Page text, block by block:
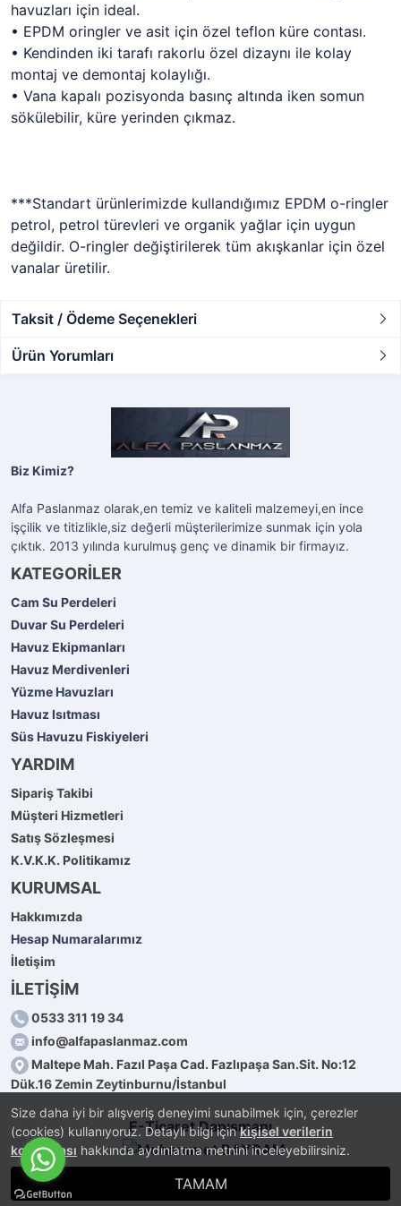
Size daha iyi bir alışveriş deneyimi sunabilmek için, çerezler
(cookies) kullanıyoruz. Detaylı bilgi içinkişisel verilerin
korunması hakkında aydınlatma metnini inceleyebilirsiniz.
TAMAM
havuzları için ideal.
• EPDM oringler ve asit için özel teflon küre contası.
• Kendinden iki tarafı rakorlu özel dizaynı ile kolay
montaj ve demontaj kolaylığı.
• Vana kapalı pozisyonda basınç altında iken somun
sökülebilir, küre yerinden çıkmaz.
***Standart ürünlerimizde kullandığımız EPDM o-ringler
petrol, petrol türevleri ve organik yağlar için uygun
değildir. O-ringler değiştirilerek tüm akışkanlar için özel
vanalar üretilir.
Taksit / Ödeme Seçenekleri
Ürün Yorumları
Biz Kimiz?
Alfa Paslanmaz olarak,en temiz ve kaliteli malzemeyi,en ince
işçilik ve titizlikle,siz değerli müşterilerimize sunmak için yola
çıktık. 2013 yılında kurulmuş genç ve dinamik bir firmayız.
KATEGORİLER
Cam Su Perdeleri
Duvar Su Perdeleri
Havuz Ekipmanları
Havuz Merdivenleri
Yüzme Havuzları
Havuz Isıtması
Süs Havuzu Fiskiyeleri
YARDIM
Sipariş Takibi
Müşteri Hizmetleri
Satış Sözleşmesi
K.V.K.K. Politikamız
KURUMSAL
Hakkımızda
Hesap Numaralarımız
İletişim
İLETİŞİM
0533 311 19 34
info@alfapaslanmaz.com
Maltepe Mah. Fazıl Paşa Cad. Fazlıpaşa San.Sit. No:12
Dük.16 Zemin Zeytinburnu/İstanbul
E-Ticaret Danışmanı
PlatinMarket E-Ticaret Sistemi